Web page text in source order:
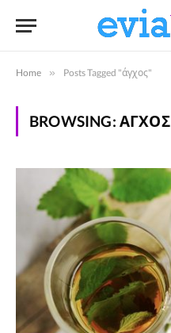
Home » Posts Tagged "άγχος"
BROWSING: ΆΓΧΟΣ